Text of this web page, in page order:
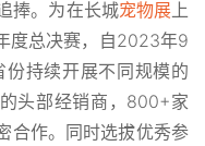
捧。为在长城宠物展 上
度总决赛，自2023年9
持续开展不同规模的
头部经销商，800+家
合作。同时选拔优秀参